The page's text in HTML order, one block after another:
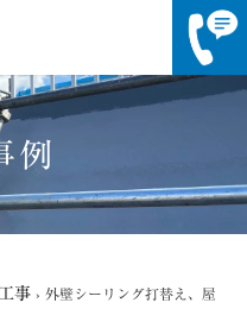
例
事 › 外壁シーリング打替え、屋